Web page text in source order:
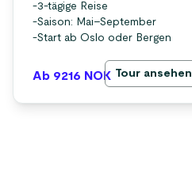
-3-tägige Reise
-Saison: Mai–September
-Start ab Oslo oder Bergen
Ab 9216 NOK Tour ansehen